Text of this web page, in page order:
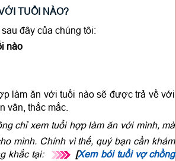
TUỔI NÀO?
đây của chúng tôi:
nào
làm ăn với tuổi nào sẽ được trả về với
vân, thắc mắc.
chỉ xem tuổi hợp làm ăn với mình, mà
mình. Chính vì thế, quý bạn cần khám
khắc tại:
[Xem bói tuổi vợ chồng